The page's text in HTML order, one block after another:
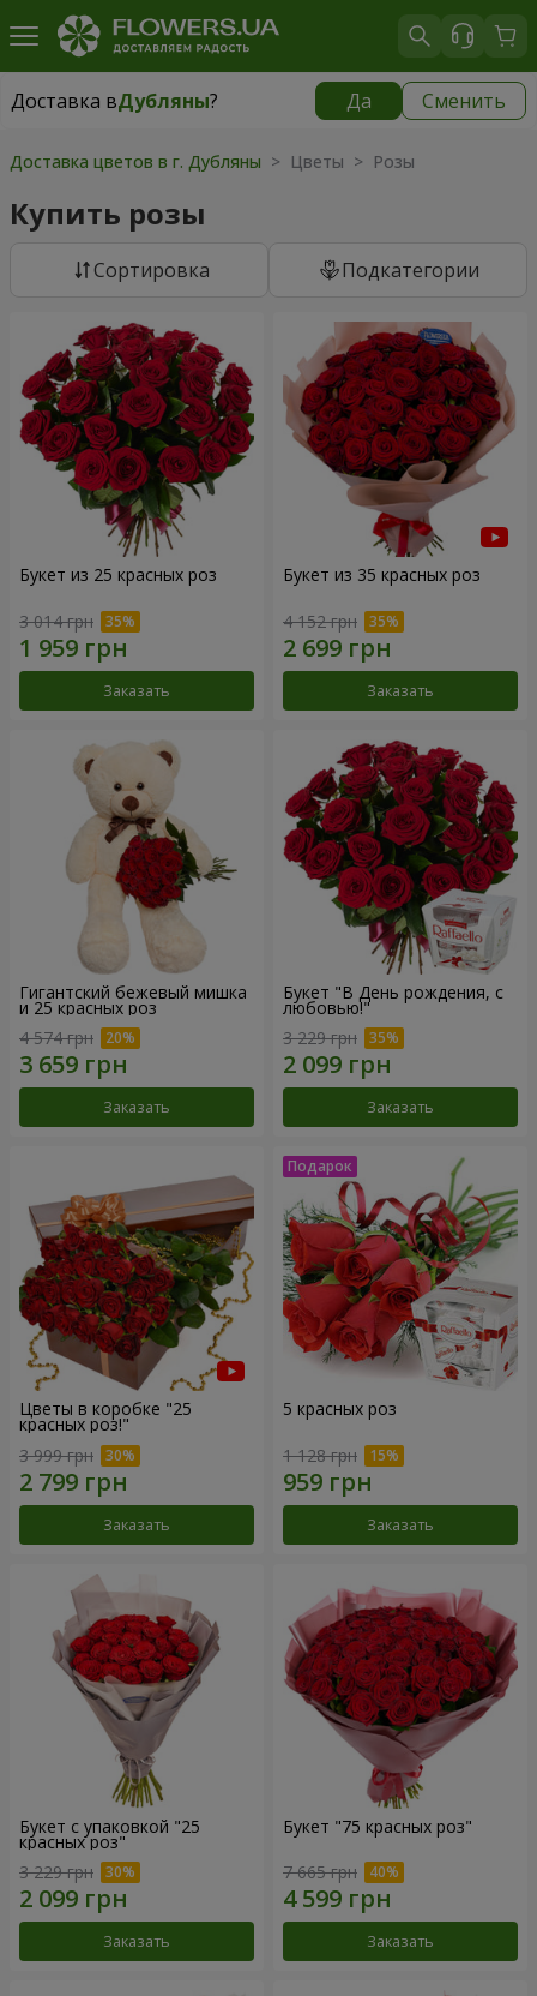
Доставка вДубляны? Да Сменить
Доставка вДубляны|
Доставка цветов в г. Дубляны > Цветы > Розы
Купить розы
Cортировка Подкатегории
Букет из 25 красных роз
3 014 грн
Заказать
Букет из 35 красных роз
4 152 грн
Заказать
Гигантский бежевый мишка
и 25 красных роз
4 574 грн
Заказать
Букет "В День рождения, с
любовью!"
3 229 грн
Заказать
Цветы в коробке "25
красных роз!"
3 999 грн
Заказать
5 красных роз
1 128 грн
Заказать
Букет с упаковкой "25
красных роз"
3 229 грн
Заказать
Букет "75 красных роз"
7 665 грн
Заказать